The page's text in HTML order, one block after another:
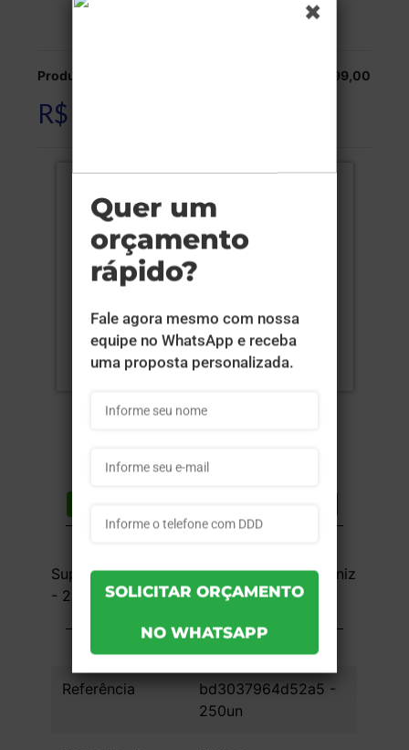
Veja as opções de entrega.
Produção: R$ 99,00
R$ 99,00
DESCRIÇÃO DO PRODUTO
Supremo 300g - 4x0 - 8x4cm - Sem Verniz
- 250 unid
INFORMAÇÕES DO PRODUTO
Referência
bd3037964d52a5 -
250un